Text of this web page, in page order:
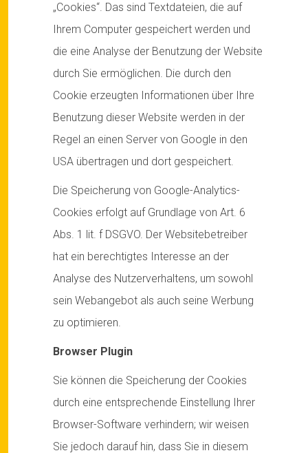
„Cookies“. Das sind Textdateien, die auf
Ihrem Computer gespeichert werden und
die eine Analyse der Benutzung der Website
durch Sie ermöglichen. Die durch den
Cookie erzeugten Informationen über Ihre
Benutzung dieser Website werden in der
Regel an einen Server von Google in den
USA übertragen und dort gespeichert.
Die Speicherung von Google-Analytics-
Cookies erfolgt auf Grundlage von Art. 6
Abs. 1 lit. f DSGVO. Der Websitebetreiber
hat ein berechtigtes Interesse an der
Analyse des Nutzerverhaltens, um sowohl
sein Webangebot als auch seine Werbung
zu optimieren.
Browser Plugin
Sie können die Speicherung der Cookies
durch eine entsprechende Einstellung Ihrer
Browser-Software verhindern; wir weisen
Sie jedoch darauf hin, dass Sie in diesem